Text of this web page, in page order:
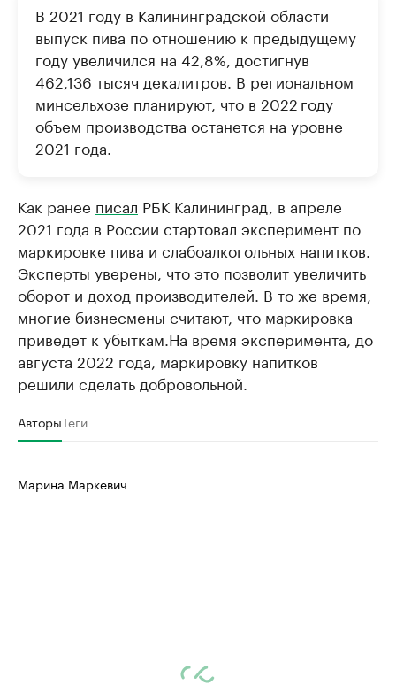
В 2021 году в Калининградской области
выпуск пива по отношению к предыдущему
году увеличился на 42,8%, достигнув
462,136 тысяч декалитров. В региональном
минсельхозе планируют, что в 2022 году
объем производства останется на уровне
2021 года.
Как ранее писал РБК Калининград, в апреле
2021 года в России стартовал эксперимент по
маркировке пива и слабоалкогольных напитков.
Эксперты уверены, что это позволит увеличить
оборот и доход производителей. В то же время,
многие бизнесмены считают, что маркировка
приведет к убыткам.На время эксперимента, до
августа 2022 года, маркировку напитков
решили сделать добровольной.
АвторыТеги
Марина Маркевич